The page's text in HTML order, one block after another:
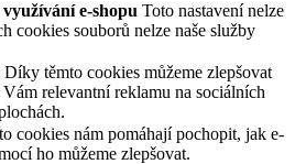
e-shopu Toto nastavení nelze
cookies souborů nelze naše služby
Díky těmto cookies můžeme zlepšovat
relevantní reklamu na sociálních
cookies nám pomáhají pochopit, jak e-
ho můžeme zlepšovat.